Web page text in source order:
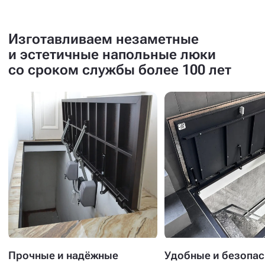
Изготавливаем незаметные
и эстетичные напольные люки
со сроком службы более 100 лет
Прочные и надёжные Удобные и